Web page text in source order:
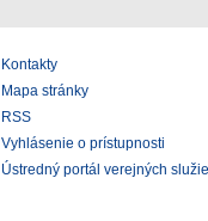
Kontakty
Mapa stránky
RSS
Vyhlásenie o prístupnosti
Ústredný portál verejných